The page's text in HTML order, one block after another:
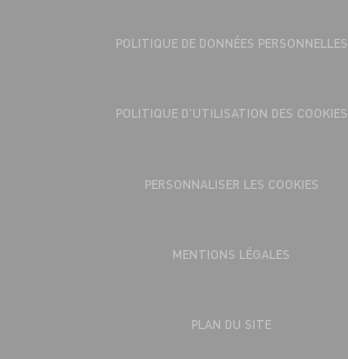
POLITIQUE DE DONNÉES PERSONNELLES
POLITIQUE D’UTILISATION DES COOKIES
PERSONNALISER LES COOKIES
MENTIONS LÉGALES
PLAN DU SITE